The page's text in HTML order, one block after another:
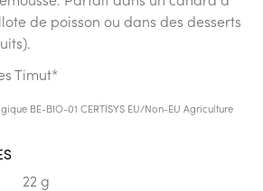
de poisson ou dans des desserts
Timut*
BE-BIO-01 CERTISYS EU/Non-EU Agriculture
22 g